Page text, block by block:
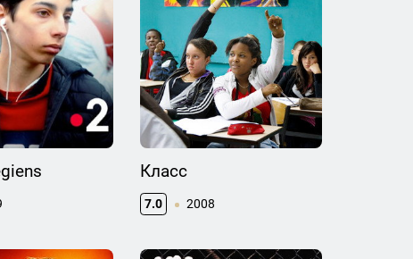
Класс
7.0 2008